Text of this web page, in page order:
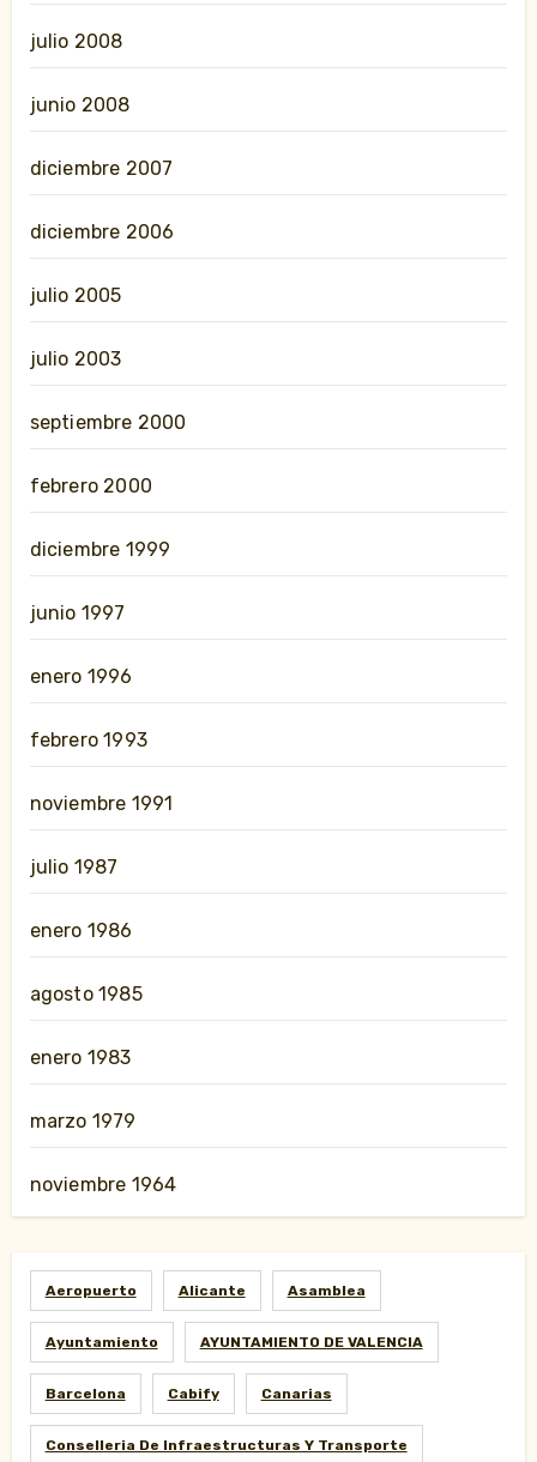
julio 2008
junio 2008
diciembre 2007
diciembre 2006
julio 2005
julio 2003
septiembre 2000
febrero 2000
diciembre 1999
junio 1997
enero 1996
febrero 1993
noviembre 1991
julio 1987
enero 1986
agosto 1985
enero 1983
marzo 1979
noviembre 1964
Aeropuerto Alicante Asamblea
Ayuntamiento AYUNTAMIENTO DE VALENCIA
Barcelona Cabify Canarias
Conselleria De Infraestructuras Y Transporte